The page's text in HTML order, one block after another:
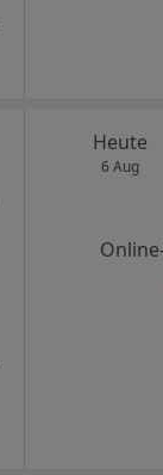
Heute
6 Aug